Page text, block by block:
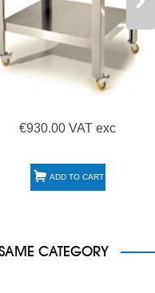
€930.00 VAT exc
ADD TO CART
CATEGORY